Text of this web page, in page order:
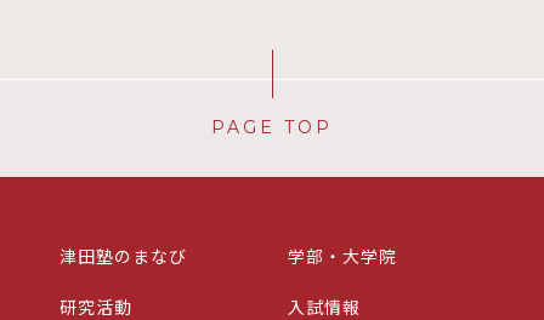
PAGE TOP
津田塾のまなび 学部・大学院
研究活動 入試情報